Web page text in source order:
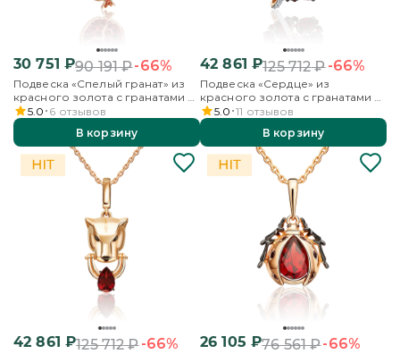
30 751 ₽90 191₽-66%
Подвеска «Спелый гранат» из
красного золота с гранатами и
эмалью
5.0 6 отзывов
В корзину
42 861 ₽125 712₽-66%
Подвеска «Сердце» из
красного золота с гранатами и
бесцветными топазами
5.0 11 отзывов
В корзину
42 861 ₽125 712₽-66% 26 105 ₽76 561₽-66%